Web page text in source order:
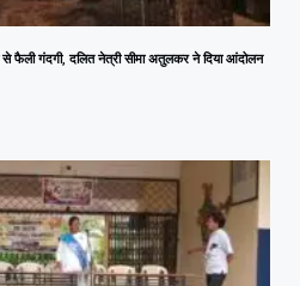
से फैली गंदगी, दलित नेत्री सीमा अतुलकर ने दिया आंदोलन